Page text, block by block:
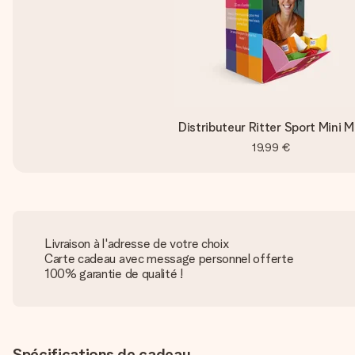
Distributeur Ritter Sport Mini
19,99 €
Livraison à l'adresse de votre choix
Carte cadeau avec message personnel offerte
100% garantie de qualité !